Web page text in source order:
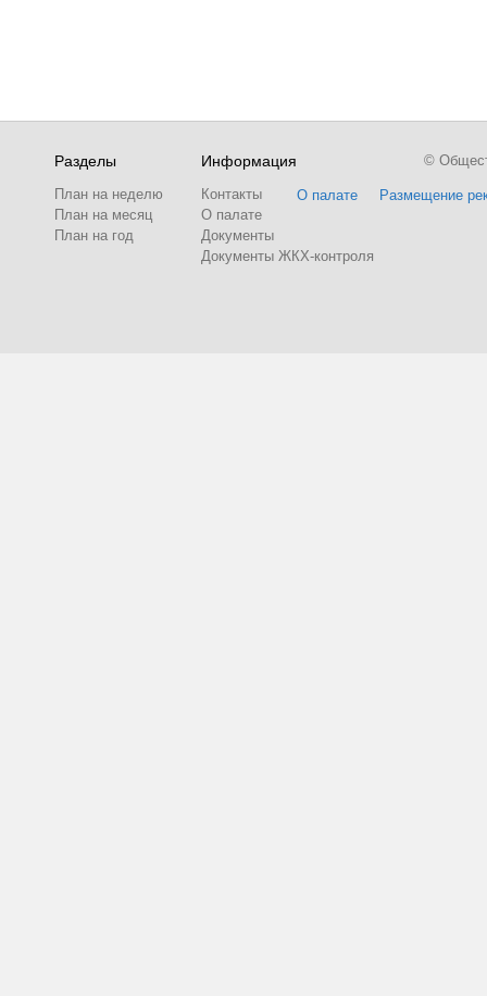
Разделы
План на неделю
План на месяц
План на год
Информация
Контакты
О палате
Документы
Документы ЖКХ-контроля
О палате Размещение
©